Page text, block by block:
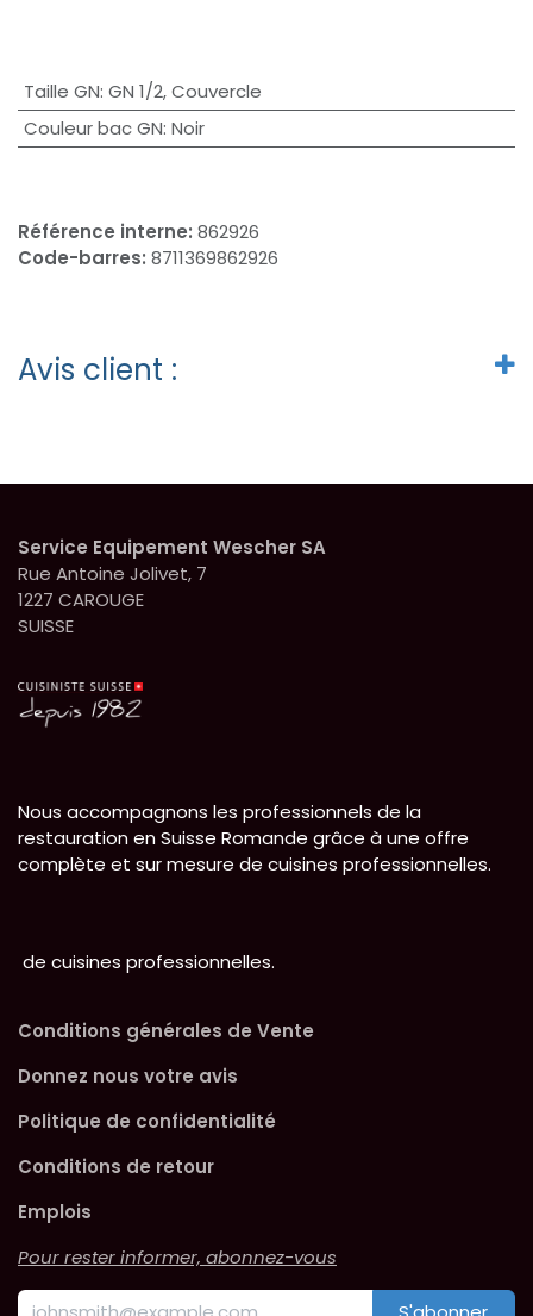
Taille GN: GN 1/2,Couvercle
Couleur bac GN: Noir
Référence interne: 862926
Code-barres: 8711369862926
Avis client :
Service Equipement Wescher SA
Rue Antoine Jolivet, 7
1227 CAROUGE
SUISSE
Nous accompagnons les professionnels de la
restauration en Suisse Romande grâce à une offre
complète et sur mesure de cuisines professionnelles.
de cuisines professionnelles.
Conditions générales de Vente
Donnez nous votre avis
Politique de confidentialité
Conditions de retour
Emplois
Pour rester informer, abonnez-vous